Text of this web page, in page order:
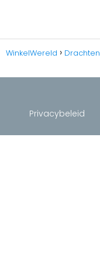
WinkelWereld Drachten
Privacybeleid